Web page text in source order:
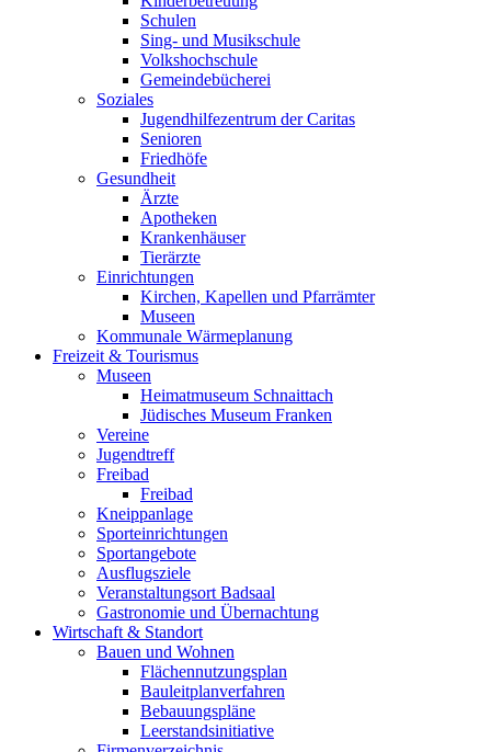
Schulen
Sing- und Musikschule
Volkshochschule
Gemeindebücherei
Soziales
Jugendhilfezentrum der Caritas
Senioren
Friedhöfe
Gesundheit
Ärzte
Apotheken
Krankenhäuser
Tierärzte
Einrichtungen
Kirchen, Kapellen und Pfarrämter
Museen
Kommunale Wärmeplanung
Freizeit & Tourismus
Museen
Heimatmuseum Schnaittach
Jüdisches Museum Franken
Vereine
Jugendtreff
Freibad
Freibad
Kneippanlage
Sporteinrichtungen
Sportangebote
Ausflugsziele
Veranstaltungsort Badsaal
Gastronomie und Übernachtung
Wirtschaft & Standort
Bauen und Wohnen
Flächennutzungsplan
Bauleitplanverfahren
Bebauungspläne
Leerstandsinitiative